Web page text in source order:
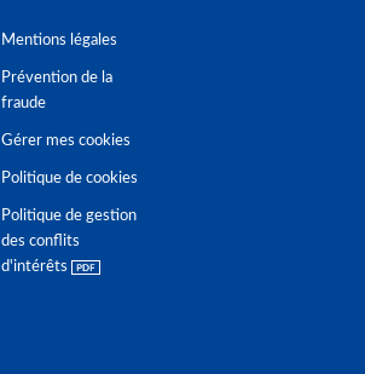
Mentions légales
Prévention de la
fraude
Gérer mes cookies
Politique de cookies
Politique de gestion
des conflits
d'intérêts